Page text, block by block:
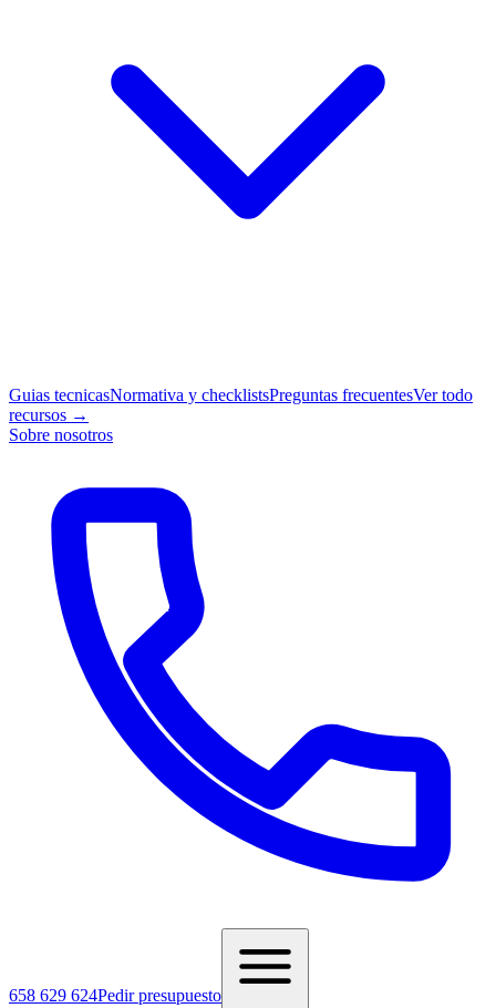
Guias tecnicasNormativa y checklistsPreguntas frecuentesVer todo
recursos →
Sobre nosotros
658 629 624Pedir presupuesto